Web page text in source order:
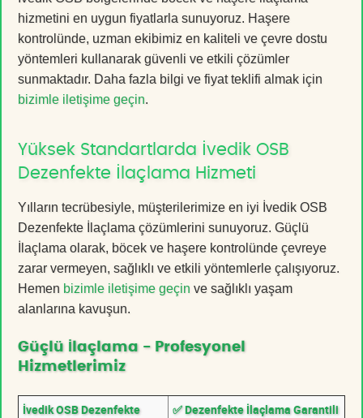
hizmetini en uygun fiyatlarla sunuyoruz. Haşere
kontrolünde, uzman ekibimiz en kaliteli ve çevre dostu
yöntemleri kullanarak güvenli ve etkili çözümler
sunmaktadır. Daha fazla bilgi ve fiyat teklifi almak için
bizimle iletişime geçin.
Yüksek Standartlarda İvedik OSB
Dezenfekte İlaçlama Hizmeti
Yılların tecrübesiyle, müşterilerimize en iyi İvedik OSB
Dezenfekte İlaçlama çözümlerini sunuyoruz. Güçlü
İlaçlama olarak, böcek ve haşere kontrolünde çevreye
zarar vermeyen, sağlıklı ve etkili yöntemlerle çalışıyoruz.
Hemen bizimle iletişime geçin ve sağlıklı yaşam
alanlarına kavuşun.
Güçlü İlaçlama - Profesyonel
Hizmetlerimiz
İvedik OSB Dezenfekte
✅ Dezenfekte İlaçlama Garantili